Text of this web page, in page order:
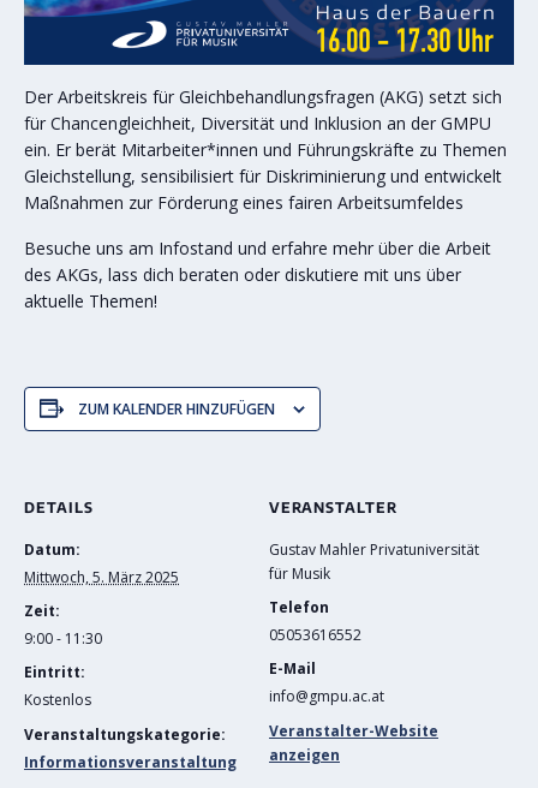
Der Arbeitskreis für Gleichbehandlungsfragen (AKG) setzt sich
für Chancengleichheit, Diversität und Inklusion an der GMPU
ein. Er berät Mitarbeiter*innen und Führungskräfte zu Themen
Gleichstellung, sensibilisiert für Diskriminierung und entwickelt
Maßnahmen zur Förderung eines fairen Arbeitsumfeldes
Besuche uns am Infostand und erfahre mehr über die Arbeit
des AKGs, lass dich beraten oder diskutiere mit uns über
aktuelle Themen!
ZUM KALENDER HINZUFÜGEN
DETAILS
Datum:
Mittwoch, 5. März 2025
Zeit:
9:00 - 11:30
Eintritt:
Kostenlos
Veranstaltungskategorie:
Informationsveranstaltung
VERANSTALTER
Gustav Mahler Privatuniversität
für Musik
Telefon
05053616552
E-Mail
info@gmpu.ac.at
Veranstalter-Website
anzeigen